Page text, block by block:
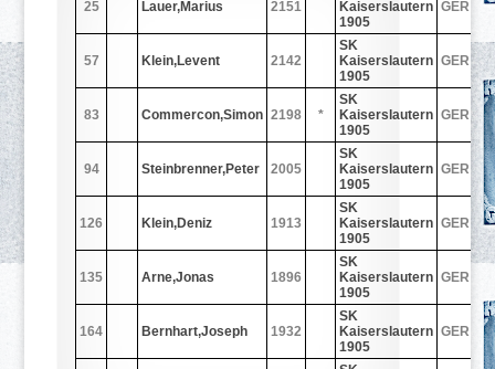
25 Lauer,Marius 2151
Kaiserslautern
1905
GER 3
57 Klein,Levent 2142
SK
Kaiserslautern
1905
GER 2
83 Commercon,Simon 2198 *
SK
Kaiserslautern
1905
GER 2
94 Steinbrenner,Peter 2005
SK
Kaiserslautern
1905
GER 2
126 Klein,Deniz 1913
SK
Kaiserslautern
1905
GER 2
135 Arne,Jonas 1896
SK
Kaiserslautern
1905
GER
164 Bernhart,Joseph 1932
SK
Kaiserslautern
1905
GER 2